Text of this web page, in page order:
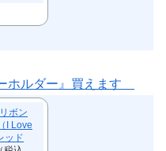
ホルダー』買えます
ボン
I Love
ッド